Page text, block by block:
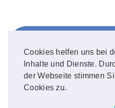
Cookies helfen uns bei
Inhalte und Dienste.
der Webseite stimmen
Cookies zu.
FOLLOW ME!
Instagram
OUR PHOTOS!